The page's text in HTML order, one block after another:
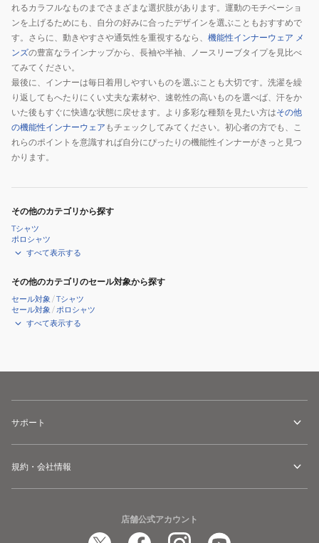
れるカラフルなものまでさまざまな選択肢があります。運動のモチベーショ
ンを上げるためにも、自分の好みに合ったデザインを選ぶこともおすすめで
す。さらに、動きやすさや通気性を重視するなら、 機能性インナーウェア メ
ンズの豊富なラインナップから、長袖や半袖、ノースリーブタイプを見比べ
てみてください。
最後に、インナーは毎日着用しやすいものを選ぶことも大切です。洗濯を繰
り返してもへたりにくい丈夫な素材や、速乾性の高いものを選べば、汗をか
いた後もすぐに快適な状態に戻せます。より多彩な種類を見たい方はその他
の機能性インナーウェア もチェックしてみてください。初心者の方でも、こ
れらのポイントを意識すれば自分にぴったりの機能性インナーがきっと見つ
かります。
その他のカテゴリから探す
Tシャツ
ポロシャツ
すべて表示する
その他のカテゴリのセール対象から探す
セール対象 /Tシャツ
セール対象 /ポロシャツ
すべて表示する
サポート
規約・会社情報
店舗公式アカウント